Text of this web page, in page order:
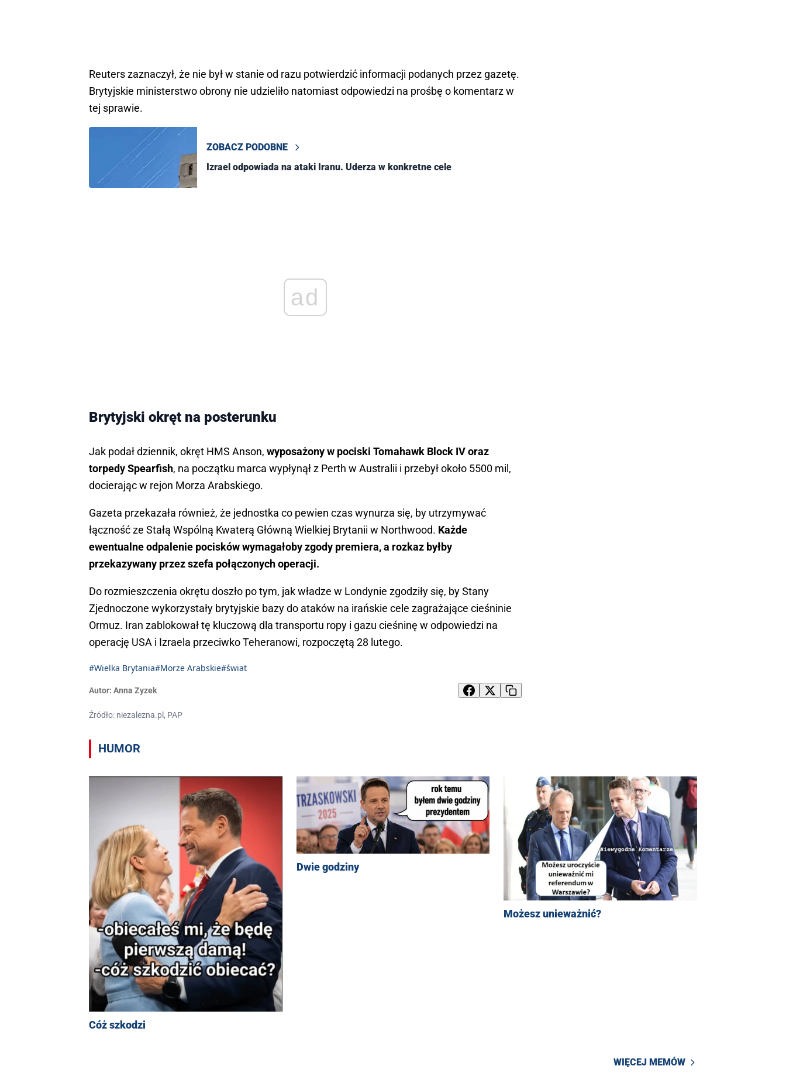
Reuters zaznaczył, że nie był w stanie od razu potwierdzić informacji podanych przez gazetę.
Brytyjskie ministerstwo obrony nie udzieliło natomiast odpowiedzi na prośbę o komentarz w
tej sprawie.
ZOBACZ PODOBNE
Izrael odpowiada na ataki Iranu. Uderza w konkretne cele
ad
Brytyjski okręt na posterunku
Jak podał dziennik, okręt HMS Anson, wyposażony w pociski Tomahawk Block IV oraz
torpedy Spearfish, na początku marca wypłynął z Perth w Australii i przebył około 5500 mil,
docierając w rejon Morza Arabskiego.
Gazeta przekazała również, że jednostka co pewien czas wynurza się, by utrzymywać
łączność ze Stałą Wspólną Kwaterą Główną Wielkiej Brytanii w Northwood. Każde
ewentualne odpalenie pocisków wymagałoby zgody premiera, a rozkaz byłby
przekazywany przez szefa połączonych operacji.
Do rozmieszczenia okrętu doszło po tym, jak władze w Londynie zgodziły się, by Stany
Zjednoczone wykorzystały brytyjskie bazy do ataków na irańskie cele zagrażające cieśninie
Ormuz. Iran zablokował tę kluczową dla transportu ropy i gazu cieśninę w odpowiedzi na
operację USA i Izraela przeciwko Teheranowi, rozpoczętą 28 lutego.
#Wielka Brytania#Morze Arabskie#świat
Autor: Anna Zyzek
Źródło: niezalezna.pl, PAP
HUMOR
Cóż szkodzi
Dwie godziny
Możesz unieważnić?
WIĘCEJ MEMÓW